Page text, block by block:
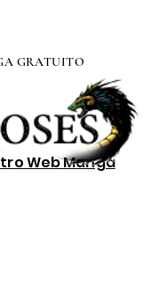
Web Manga
GRATUITO